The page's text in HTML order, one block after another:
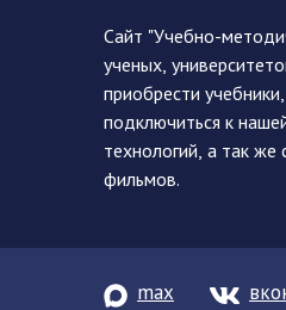
Сайт "Учебно-
ученых,
приобрести
подключиться к
технологий, а так
фильмов.
max